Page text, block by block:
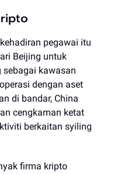
pegawai itu
Beijing untuk
sebagai kawasan
dengan aset
di bandar, China
cengkaman ketat
berkaitan syiling
firma kripto